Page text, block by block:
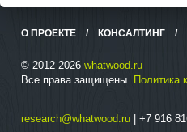
О ПРОЕКТЕ / КОНСАЛТИНГ /
© 2012-2026 whatwood.ru
Все права защищены. Политика
research@whatwood.ru | +7 916